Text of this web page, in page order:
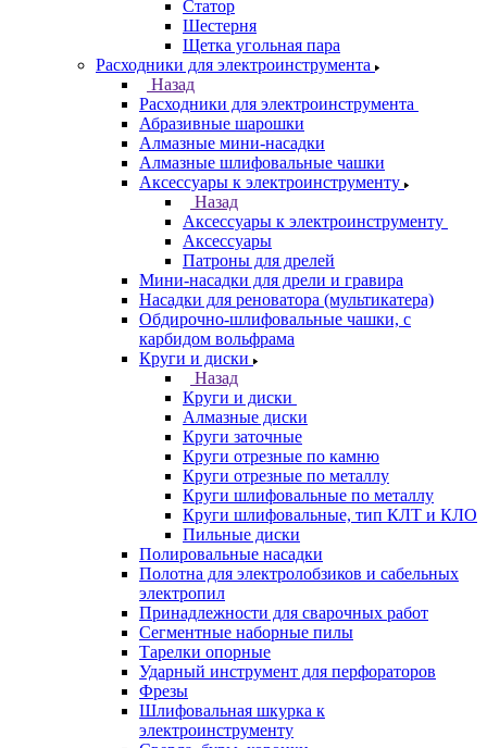
Статор
Шестерня
Щетка угольная пара
Расходники для электроинструмента
Назад
Расходники для электроинструмента
Абразивные шарошки
Алмазные мини-насадки
Алмазные шлифовальные чашки
Аксессуары к электроинструменту
Назад
Аксессуары к электроинструменту
Аксессуары
Патроны для дрелей
Мини-насадки для дрели и гравира
Насадки для реноватора (мультикатера)
Обдирочно-шлифовальные чашки, с
карбидом вольфрама
Круги и диски
Назад
Круги и диски
Алмазные диски
Круги заточные
Круги отрезные по камню
Круги отрезные по металлу
Круги шлифовальные по металлу
Круги шлифовальные, тип КЛТ и КЛО
Пильные диски
Полировальные насадки
Полотна для электролобзиков и сабельных
электропил
Принадлежности для сварочных работ
Сегментные наборные пилы
Тарелки опорные
Ударный инструмент для перфораторов
Фрезы
Шлифовальная шкурка к
электроинструменту